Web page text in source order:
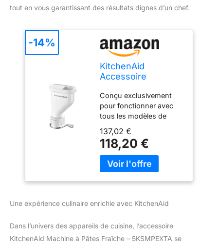
tout en vous garantissant des résultats dignes d’un chef.
KitchenAid
Accessoire
Fraîche -
5KSMPEXTA -
Presse à Pâtes
pour Robot
Pâtissier - 6
Emporte Pièces -
Acier Inoxydable
Conçu exclusivement
pour fonctionner avec
tous les modèles de
multifonction KitchenAid:
Se fixe simplement au
moyeu électrique
multifonctions alimenté
de préparer des pâtes
changeant le disque,
spaghettis, bocatini,
137,02 €
118,20 €
-14%
Une expérience culinaire enrichie avec KitchenAid
Dans l’univers des appareils de cuisine, l’accessoire
KitchenAid Machine à Pâtes Fraîche – 5KSMPEXTA se